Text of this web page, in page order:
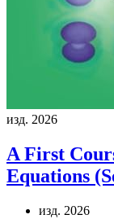
изд. 2026
A First
Equations
изд. 2026